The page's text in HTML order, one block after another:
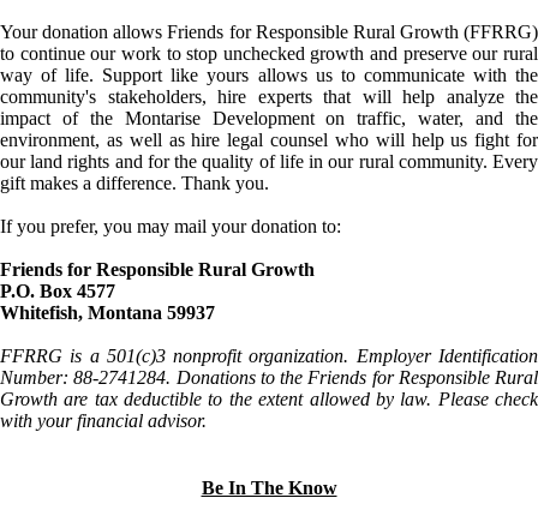
Your donation allows Friends for Responsible Rural Growth (FFRRG)
to continue our work to stop unchecked growth and preserve our rural
way of life. Support like yours allows us to communicate with the
community's stakeholders, hire experts that will help analyze the
impact of the Montarise Development on traffic, water, and the
environment, as well as hire legal counsel who will help us fight for
our land rights and for the quality of life in our rural community. Every
gift makes a difference. Thank you.
If you prefer, you may mail your donation to:
Friends for Responsible Rural Growth
P.O. Box 4577
Whitefish, Montana 59937
FFRRG is a 501(c)3 nonprofit organization. Employer Identification
Number: 88-2741284. Donations to the Friends for Responsible Rural
Growth are tax deductible to the extent allowed by law. Please check
with your financial advisor.
Be In The Know